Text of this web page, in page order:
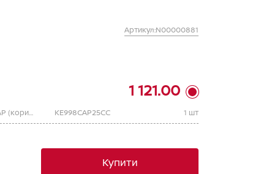
Артикул:N00000881
1 121.00
Набір для підфарбовування, колір CAP (коричневий) KE998CAP25CC 1 шт
Купити